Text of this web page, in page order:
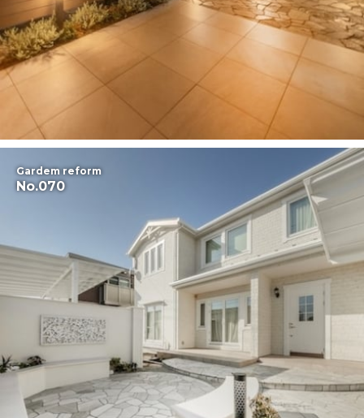
Gardem reform
No.070